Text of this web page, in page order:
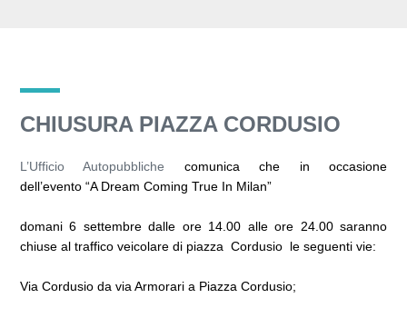
CHIUSURA PIAZZA CORDUSIO
L’Ufficio Autopubbliche comunica che in occasione
dell’evento “A Dream Coming True In Milan”
domani 6 settembre dalle ore 14.00 alle ore 24.00 saranno
chiuse al traffico veicolare di piazza Cordusio le seguenti vie:
Via Cordusio da via Armorari a Piazza Cordusio;